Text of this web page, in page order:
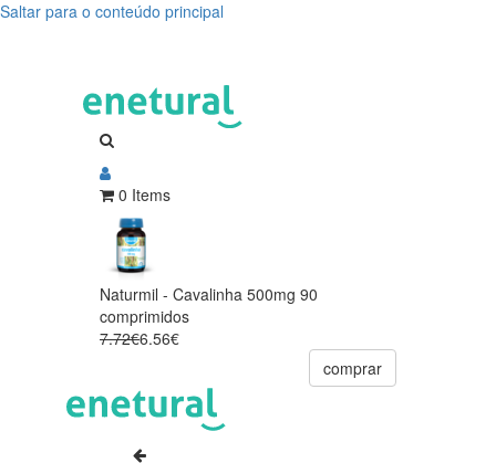
Saltar para o conteúdo principal
0 Items
Naturmil - Cavalinha 500mg 90
comprimidos
7.72€6.56€
comprar